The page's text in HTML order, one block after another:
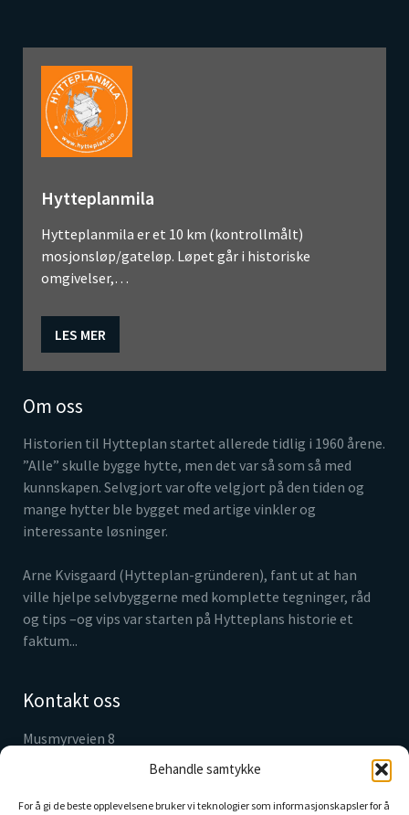
Behandle samtykke
For å gi de beste opplevelsene bruker vi teknologier som informasjonskapsler for å
Hytteplanmila
Hytteplanmila er et 10 km (kontrollmålt)
mosjonsløp/gateløp. Løpet går i historiske
omgivelser,…
LES MER
Om oss
Historien til Hytteplan startet allerede tidlig i 1960 årene.
”Alle” skulle bygge hytte, men det var så som så med
kunnskapen. Selvgjort var ofte velgjort på den tiden og
mange hytter ble bygget med artige vinkler og
interessante løsninger.
Arne Kvisgaard (Hytteplan-gründeren), fant ut at han
ville hjelpe selvbyggerne med komplette tegninger, råd
og tips –og vips var starten på Hytteplans historie et
faktum...
Kontakt oss
Musmyrveien 8
info@hytteplan.no